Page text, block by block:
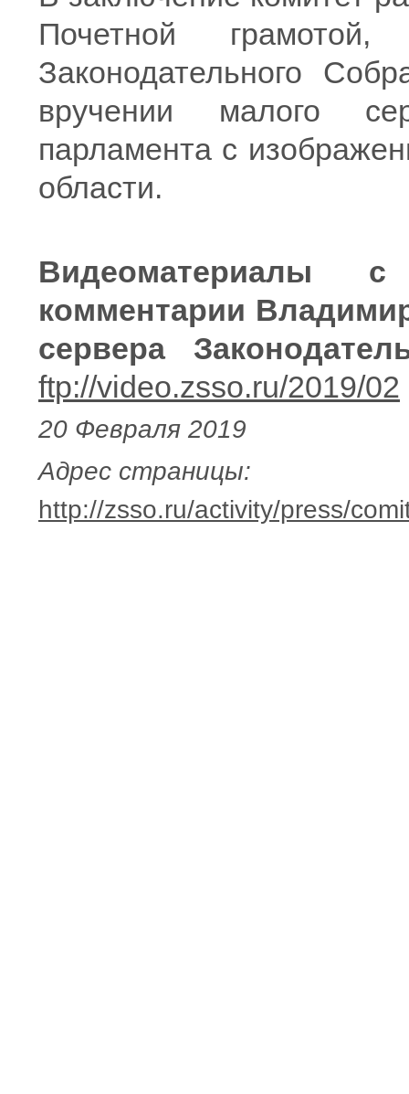
Почетной грамотой,
Законодательного
вручении малого
парламента с
области.
Видеоматериалы
комментарии
сервера
ftp://video.zsso.ru/2019/02
20 Февраля 2019
Адрес страницы:
http://zsso.ru/activity/press/